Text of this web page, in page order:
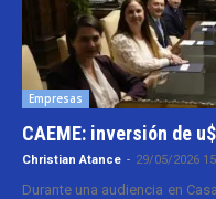
Empresas
CAEME: inversión de
Christian Atance - 29/05/2026
Durante una audiencia en